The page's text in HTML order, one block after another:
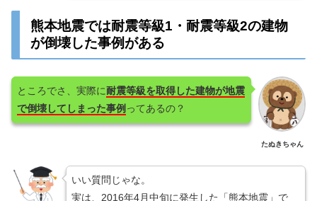
熊本地震では耐震等級1・耐震等級2の建物
が倒壊した事例がある
たぬきちゃん
ところでさ、実際に耐震等級を取得した建物が地震
で倒壊してしまった事例 ってあるの？
いい質問じゃな。
実は、2016年4月中旬に発生した「熊本地震」で